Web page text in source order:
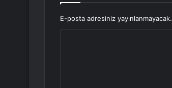
E-posta adresiniz yayınlanmayacak.